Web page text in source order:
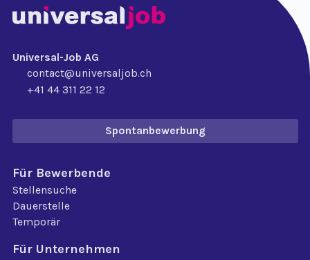
Universal-Job AG
contact@universaljob.ch
+41 44 311 22 12
Spontanbewerbung
Für Bewerbende
Stellensuche
Dauerstelle
Temporär
Für Unternehmen